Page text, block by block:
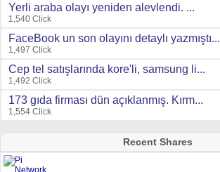
Yerli araba olayı yeniden alevlendi. ...
1,540 Click
FaceBook un son olayını detaylı yazmıştı...
1,497 Click
Cep tel satışlarında kore'li, samsung li...
1,492 Click
173 gıda firması dün açıklanmış. Kırm...
1,554 Click
Recent Shares